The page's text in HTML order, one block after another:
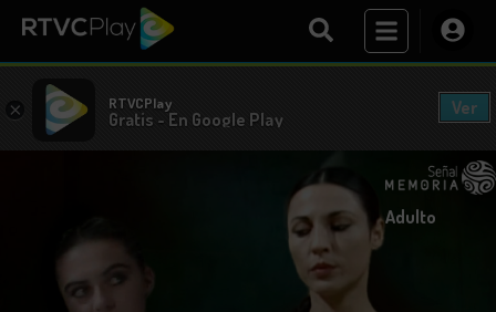
× RTVCPlay
Gratis - En Google Play
Ver
Adulto